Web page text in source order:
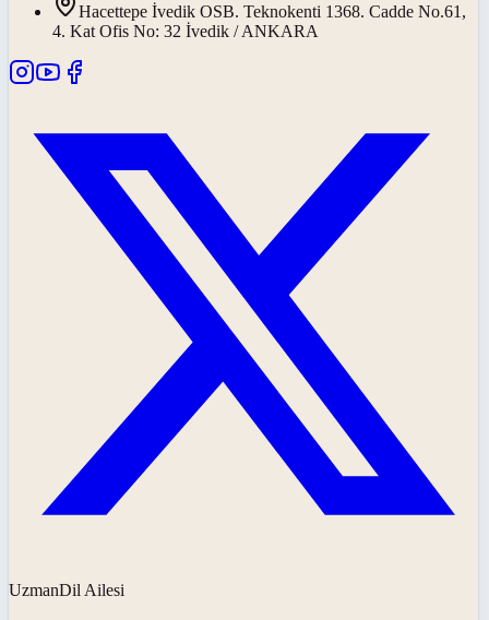
Hacettepe İvedik OSB. Teknokenti 1368. Cadde No.61,
4. Kat Ofis No: 32 İvedik / ANKARA
UzmanDil Ailesi